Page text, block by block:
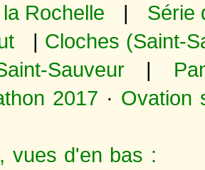
Rochelle |
Série
| Cloches (Saint-
Sauveur|
2017 · Ovation
vues d'en